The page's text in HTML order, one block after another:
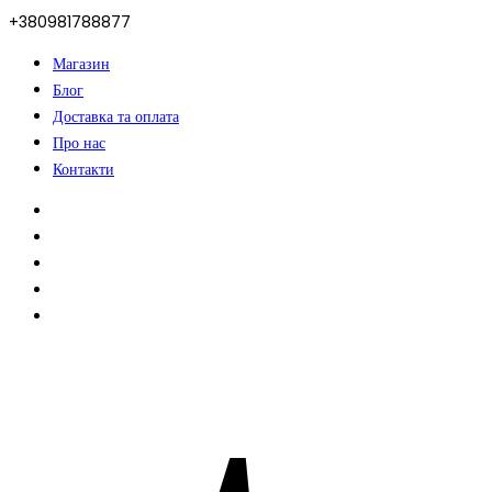
+380981788877
Магазин
Блог
Доставка та оплата
Про нас
Контакти